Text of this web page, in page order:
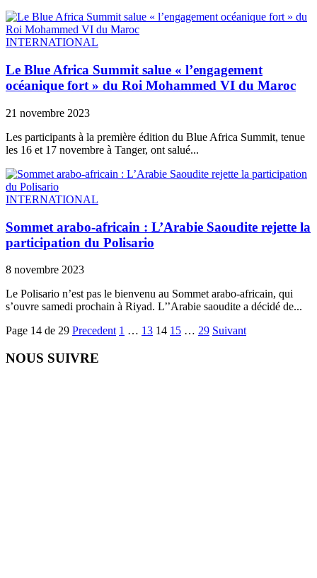
INTERNATIONAL
Le Blue Africa Summit salue « l’engagement
océanique fort » du Roi Mohammed VI du Maroc
21 novembre 2023
Les participants à la première édition du Blue Africa Summit, tenue
les 16 et 17 novembre à Tanger, ont salué...
INTERNATIONAL
Sommet arabo-africain : L’Arabie Saoudite rejette la
participation du Polisario
8 novembre 2023
Le Polisario n’est pas le bienvenu au Sommet arabo-africain, qui
s’ouvre samedi prochain à Riyad. L’’Arabie saoudite a décidé de...
Page 14 de 29 Precedent 1 … 13 14 15 … 29 Suivant
NOUS SUIVRE